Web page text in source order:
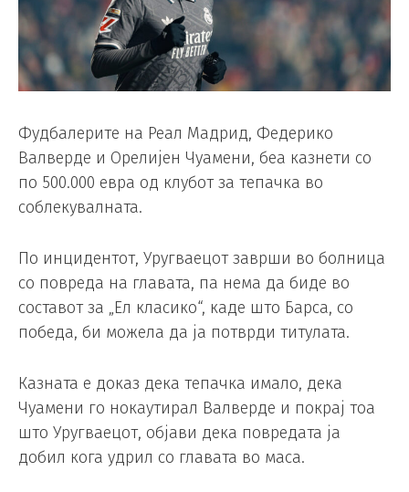
Фудбалерите на Реал Мадрид, Федерико
Валверде и Орелијен Чуамени, беа казнети со
по 500.000 евра од клубот за тепачка во
соблекувалната.
По инцидентот, Уругваецот заврши во болница
со повреда на главата, па нема да биде во
составот за „Ел класико“, каде што Барса, со
победа, би можела да ја потврди титулата.
Казната е доказ дека тепачка имало, дека
Чуамени го нокаутирал Валверде и покрај тоа
што Уругваецот, објави дека повредата ја
добил кога удрил со главата во маса.